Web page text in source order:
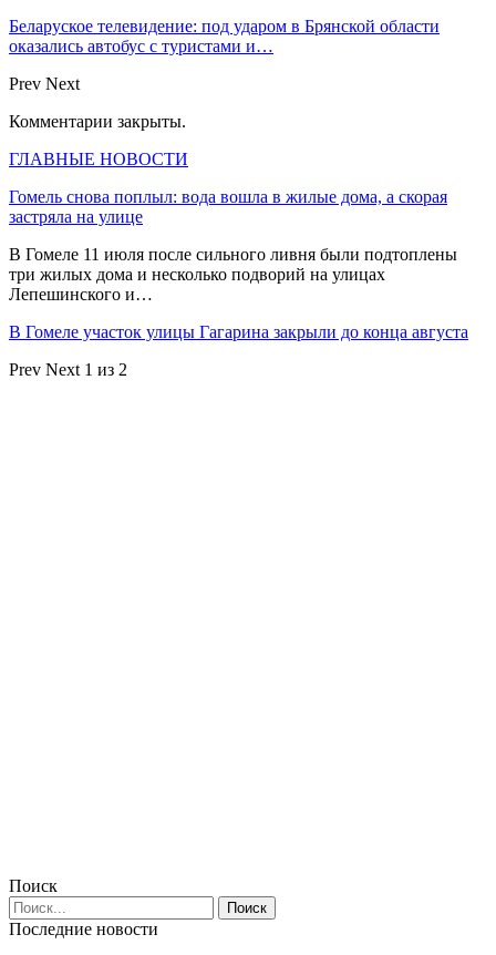
Беларуское телевидение: под ударом в Брянской области
оказались автобус с туристами и…
Prev Next
Комментарии закрыты.
ГЛАВНЫЕ НОВОСТИ
Гомель снова поплыл: вода вошла в жилые дома, а скорая
застряла на улице
В Гомеле 11 июля после сильного ливня были подтоплены
три жилых дома и несколько подворий на улицах
Лепешинского и…
В Гомеле участок улицы Гагарина закрыли до конца августа
Prev Next 1 из 2
Поиск
Последние новости